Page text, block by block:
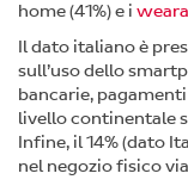
home (41%) e i
Il dato italiano è
sull’uso dello
bancarie,
livello continentale
Infine, il 14% (dato
nel negozio fisico